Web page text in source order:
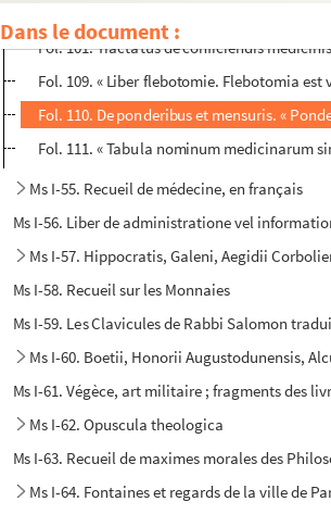
Dans le document :
Fol. 101. Tractatus de conficiendis
Fol. 109. « Liber flebotomie. Flebotomia
Fol. 110. De ponderibus et mensuris. «
Fol. 111. « Tabula nominum
Ms I-55. Recueil de médecine, en français
Ms I-56. Liber de administratione vel
Ms I-57. Hippocratis, Galeni, Aegidii
Ms I-58. Recueil sur les Monnaies
Ms I-59. Les Clavicules de Rabbi Salomon
Ms I-60. Boetii, Honorii Augustodunensis,
Ms I-61. Végèce, art militaire ; fragments des
Ms I-62. Opuscula theologica
Ms I-63. Recueil de maximes morales des
Ms I-64. Fontaines et regards de la ville de